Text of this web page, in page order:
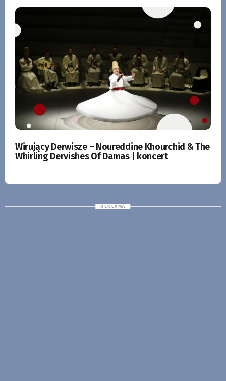
Wirujący Derwisze – Noureddine Khourchid & The
Whirling Dervishes Of Damas | koncert